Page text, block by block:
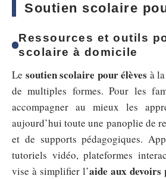
Soutien scolaire
Ressources et outils
scolaire à domicile
Le soutien scolaire pour élèves à
de multiples formes. Pour les
accompagner au mieux les
aujourd’hui toute une panoplie de
et de supports pédagogiques.
tutoriels vidéo, plateformes
vise à simplifier l’aide aux devoirs